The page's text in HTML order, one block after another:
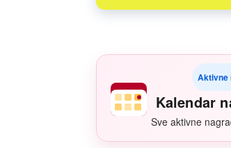
Aktivne
Kalendar
Sve aktivne